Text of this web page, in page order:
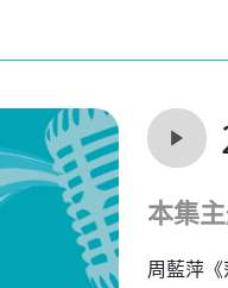
本集
周藍萍